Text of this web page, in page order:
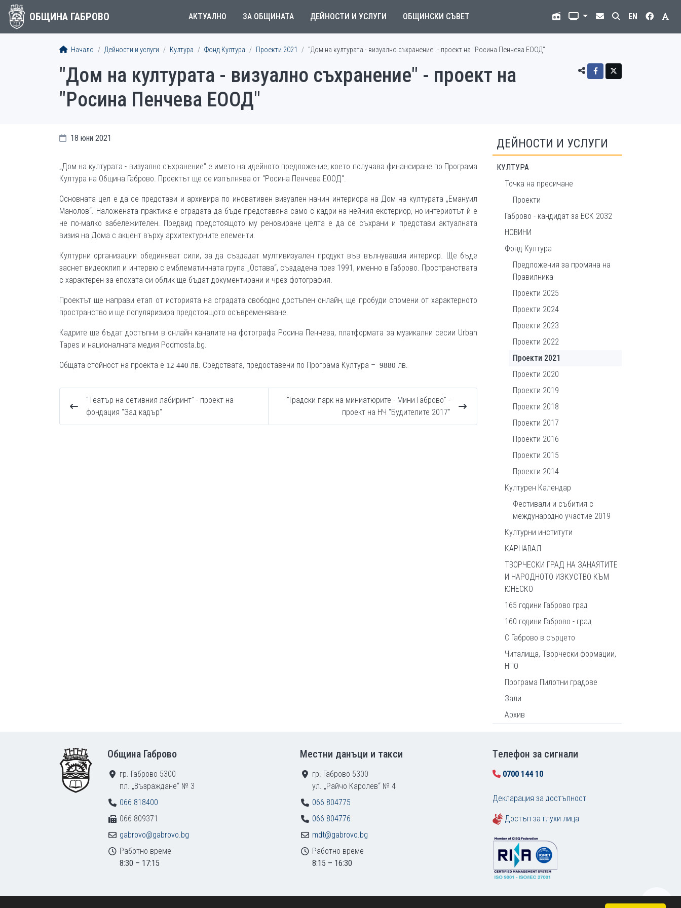
ОБЩИНА ГАБРОВО АКТУАЛНО ЗА ОБЩИНАТА ДЕЙНОСТИ И УСЛУГИ ОБЩИНСКИ СЪВЕТ EN
Начало Дейности и услуги Култура Фонд Култура Проекти 2021 "Дом на културата - визуално съхранение" - проект на "Росина Пенчева ЕООД"
"Дом на културата - визуално съхранение" - проект на
"Росина Пенчева ЕООД"
18 юни 2021
„Дом на културата - визуално съхранение“ е името на идейното предложение, което получава финансиране по Програма
Култура на Община Габрово. Проектът ще се изпълнява от "Росина Пенчева ЕООД".
Основната цел е да се представи и архивира по иновативен визуален начин интериора на Дом на културата „Емануил
Манолов“. Наложената практика е сградата да бъде представяна само с кадри на нейния екстериор, но интериотът ѝ е
не по-малко забележителен. Предвид предстоящото му реновиране целта е да се съхрани и представи актуалната
визия на Дома с акцент върху архитектурните елементи.
Културни организации обединяват сили, за да създадат мултивизуален продукт във вълнуващия интериор. Ще бъде
заснет видеоклип и интервю с емблематичната група „Остава“, създадена през 1991, именно в Габрово. Пространствата
с характерен за епохата си облик ще бъдат документирани и чрез фотография.
Проектът ще направи етап от историята на сградата свободно достъпен онлайн, ще пробуди спомени от характерното
пространство и ще популяризира предстоящото осъвременяване.
Кадрите ще бъдат достъпни в онлайн каналите на фотографа Росина Пенчева, платформата за музикални сесии Urban
Tapes и националната медия Podmosta.bg.
Общата стойност на проекта е 12 440 лв. Средствата, предоставени по Програма Култура – 9880 лв.
"Театър на сетивния лабиринт" - проект на
фондация "Зад кадър"
"Градски парк на миниатюрите - Мини Габрово" -
проект на НЧ "Будителите 2017"
ДЕЙНОСТИ И УСЛУГИ
КУЛТУРА
Точка на пресичане
Проекти
Габрово - кандидат за ЕСК 2032
НОВИНИ
Фонд Култура
Предложения за промяна на
Правилника
Проекти 2025
Проекти 2024
Проекти 2023
Проекти 2022
Проекти 2021
Проекти 2020
Проекти 2019
Проекти 2018
Проекти 2017
Проекти 2016
Проекти 2015
Проекти 2014
Културен Календар
Фестивали и събития с
международно участие 2019
Културни институти
КАРНАВАЛ
ТВОРЧЕСКИ ГРАД НА ЗАНАЯТИТЕ
И НАРОДНОТО ИЗКУСТВО КЪМ
ЮНЕСКО
165 години Габрово град
160 години Габрово - град
С Габрово в сърцето
Читалища, Творчески формации,
НПО
Програма Пилотни градове
Зали
Архив
Община Габрово
гр. Габрово 5300
пл. „Възраждане“ № 3
066 818400
066 809371
gabrovo@gabrovo.bg
Работно време
8:30 – 17:15
Местни данъци и такси
гр. Габрово 5300
ул. „Райчо Каролев“ № 4
066 804775
066 804776
mdt@gabrovo.bg
Работно време
8:15 – 16:30
Tелефон за сигнали
0700 144 10
Декларация за достъпност
Достъп за глухи лица